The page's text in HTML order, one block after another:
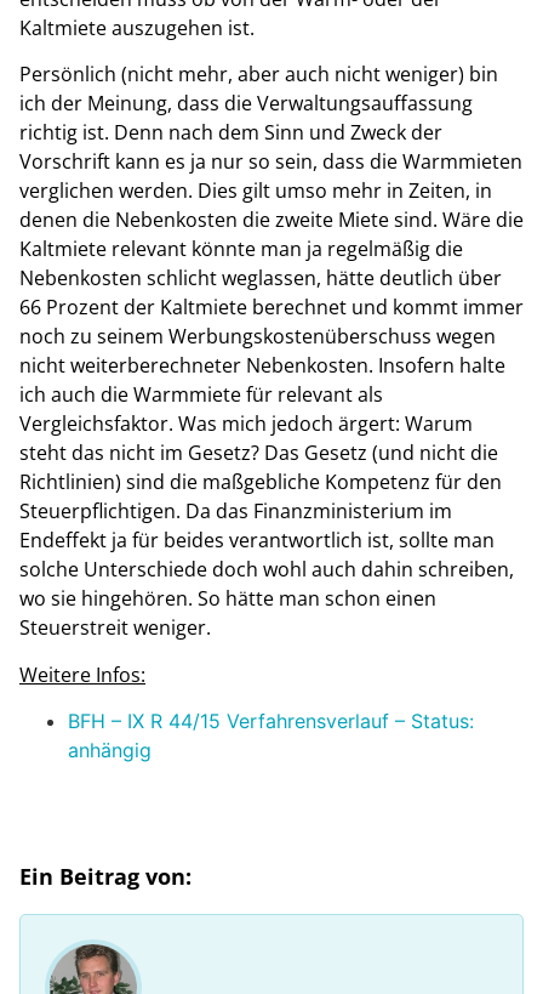
Kaltmiete auszugehen ist.
Persönlich (nicht mehr, aber auch nicht weniger) bin
ich der Meinung, dass die Verwaltungsauffassung
richtig ist. Denn nach dem Sinn und Zweck der
Vorschrift kann es ja nur so sein, dass die Warmmieten
verglichen werden. Dies gilt umso mehr in Zeiten, in
denen die Nebenkosten die zweite Miete sind. Wäre die
Kaltmiete relevant könnte man ja regelmäßig die
Nebenkosten schlicht weglassen, hätte deutlich über
66 Prozent der Kaltmiete berechnet und kommt immer
noch zu seinem Werbungskostenüberschuss wegen
nicht weiterberechneter Nebenkosten. Insofern halte
ich auch die Warmmiete für relevant als
Vergleichsfaktor. Was mich jedoch ärgert: Warum
steht das nicht im Gesetz? Das Gesetz (und nicht die
Richtlinien) sind die maßgebliche Kompetenz für den
Steuerpflichtigen. Da das Finanzministerium im
Endeffekt ja für beides verantwortlich ist, sollte man
solche Unterschiede doch wohl auch dahin schreiben,
wo sie hingehören. So hätte man schon einen
Steuerstreit weniger.
Weitere Infos:
BFH – IX R 44/15 Verfahrensverlauf – Status:
anhängig
Ein Beitrag von: